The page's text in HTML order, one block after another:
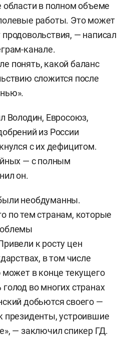
области в полном объеме
работы. Это может
— написал
канале.
понять, какой баланс
сложится после
Володин, Евросоюз,
из России
с их дефицитом.
— с полным
он.
необдуманны.
по тем странам, которые
к росту цен
в том числе
может в конце текущего
во многих странах
добьются своего —
президенты, устроившие
— заключил спикер ГД.